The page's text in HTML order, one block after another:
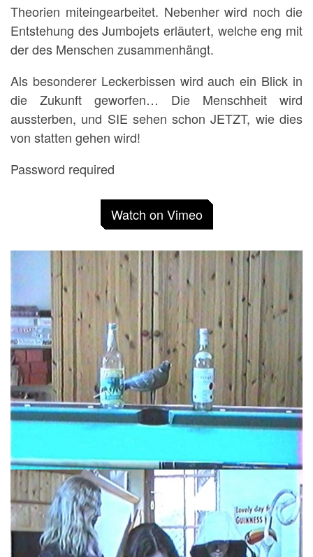
Theorien miteingearbeitet. Nebenher wird noch die
Entstehung des Jumbojets erläutert, welche eng mit
der des Menschen zusammenhängt.
Als besonderer Leckerbissen wird auch ein Blick in
die Zukunft geworfen… Die Menschheit wird
aussterben, und SIE sehen schon JETZT, wie dies
von statten gehen wird!
Password required
Watch on Vimeo